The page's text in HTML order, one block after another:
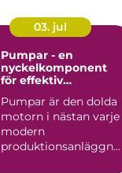
03. jul
Pumpar - en
nyckelkomponent
för effektiv
Pumpar är den dolda
motorn i nästan varje
modern
produktionsanläggni